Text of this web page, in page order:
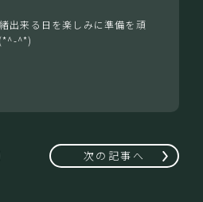
出来る日を楽しみに準備を頑
^*)
次の記事へ